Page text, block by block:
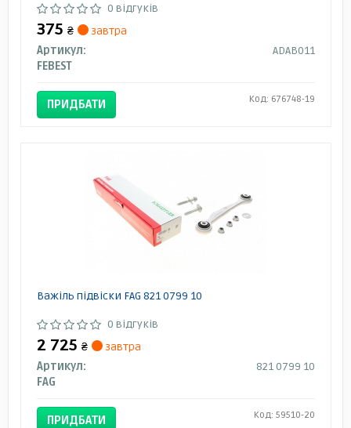
0 відгуків
375 ₴
завтра
Артикул:
ADAB011
FEBEST
ПРИДБАТИ Код: 676748-19
Важіль підвіски FAG 821 0799 10
0 відгуків
2 725 ₴
завтра
Артикул:
821 0799 10
FAG
ПРИДБАТИ Код: 59510-20